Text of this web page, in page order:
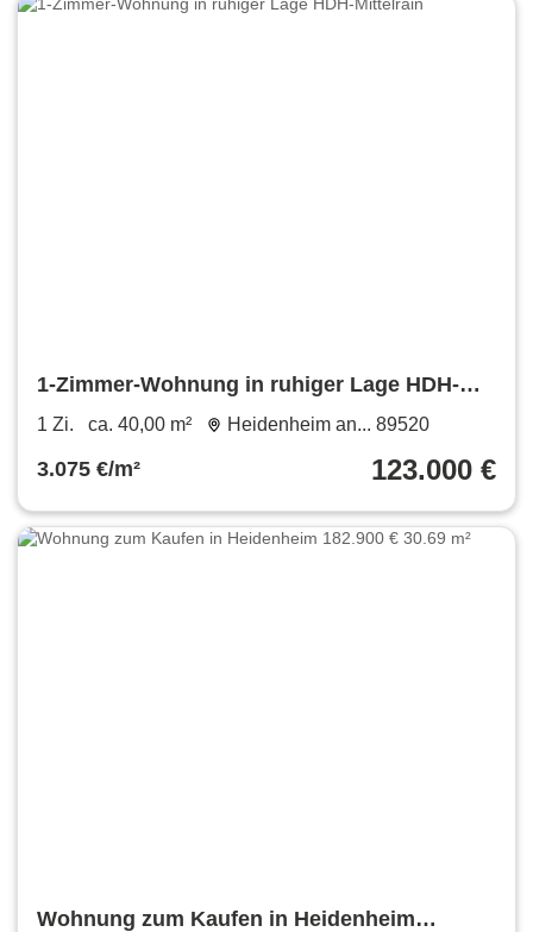
1-Zimmer-Wohnung in ruhiger Lage HDH-
Mittelrain
1 Zi. ca. 40,00 m² Heidenheim an... 89520
3.075 €/m² 123.000 €
Wohnung zum Kaufen in Heidenheim